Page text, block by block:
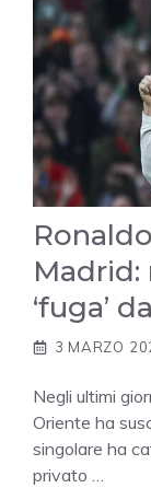
Madrid:
‘fuga’
3 MARZO
Negli ultimi
Oriente ha
singolare ha
privato …